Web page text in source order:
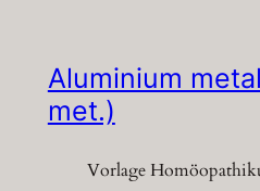
Aluminium
met.)
Vorlage